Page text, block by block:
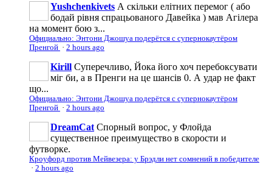
Yushchenkivets А скільки елітних перемог ( або
бодай рівня спрацьованого Давейка ) мав Агілера
на момент бою з...
Официально: Энтони Джошуа подерётся с супернокаутёром
Пренгой · 2 hours ago
Kirill Cуперечливо, Йока його хоч перебоксувати
міг би, а в Пренги на це шансів 0. А удар не факт
що...
Официально: Энтони Джошуа подерётся с супернокаутёром
Пренгой · 2 hours ago
DreamCat Спорный вопрос, у Флойда
существенное преимущество в скорости и
футворке.
Кроуфорд против Мейвезера: у Брэдли нет сомнений в победителе
· 2 hours ago